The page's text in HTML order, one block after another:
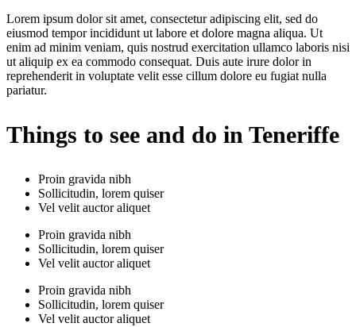
Lorem ipsum dolor sit amet, consectetur adipiscing elit, sed do
eiusmod tempor incididunt ut labore et dolore magna aliqua. Ut
enim ad minim veniam, quis nostrud exercitation ullamco laboris nisi
ut aliquip ex ea commodo consequat. Duis aute irure dolor in
reprehenderit in voluptate velit esse cillum dolore eu fugiat nulla
pariatur.
Things to see and do in Teneriffe
Proin gravida nibh
Sollicitudin, lorem quiser
Vel velit auctor aliquet
Proin gravida nibh
Sollicitudin, lorem quiser
Vel velit auctor aliquet
Proin gravida nibh
Sollicitudin, lorem quiser
Vel velit auctor aliquet